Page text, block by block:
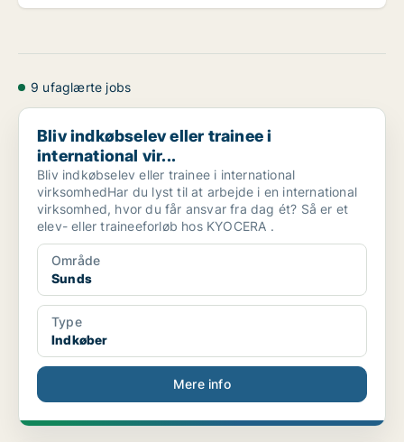
9 ufaglærte jobs
Bliv indkøbselev eller trainee i international vir...
Bliv indkøbselev eller trainee i
international vir...
Bliv indkøbselev eller trainee i international
virksomhedHar du lyst til at arbejde i en international
virksomhed, hvor du får ansvar fra dag ét? Så er et
elev- eller traineeforløb hos KYOCERA .
Område
Sunds
Type
Indkøber
Mere info